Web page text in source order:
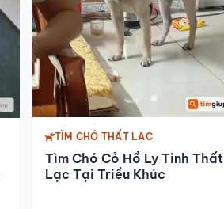
TÌM CHÓ THẤT LẠC
Tìm Chó Cỏ Hồ Ly Tinh Thất
Lạc Tại Triều Khúc